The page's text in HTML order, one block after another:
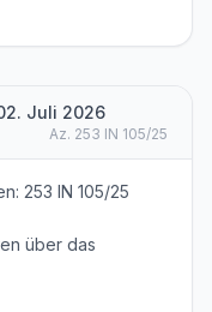
Juli 2026
Az. 253 IN 105/25
253 IN 105/25
über das